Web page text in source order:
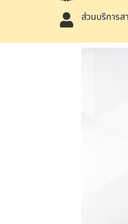
ส่วนบริการส